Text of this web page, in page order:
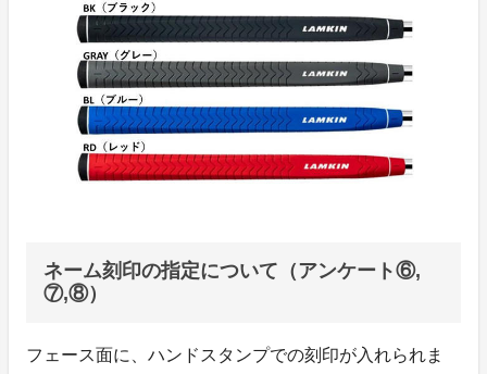
ネーム刻印の指定について（アンケート⑥,
⑦,⑧）
フェース面に、ハンドスタンプでの刻印が入れられま